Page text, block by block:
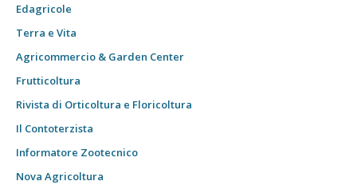
Edagricole
Terra e Vita
Agricommercio & Garden Center
Frutticoltura
Rivista di Orticoltura e Floricoltura
Il Contoterzista
Informatore Zootecnico
Nova Agricoltura